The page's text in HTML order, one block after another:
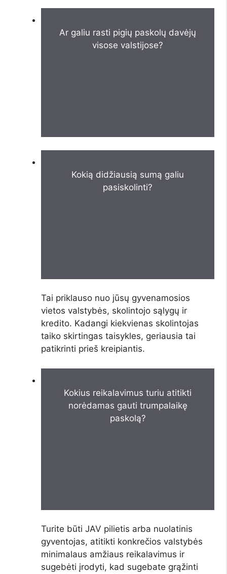
Ar galiu rasti pigių paskolų davėjų
visose valstijose?
Kokią didžiausią sumą galiu
pasiskolinti?
Tai priklauso nuo jūsų gyvenamosios
vietos valstybės, skolintojo sąlygų ir
kredito. Kadangi kiekvienas skolintojas
taiko skirtingas taisykles, geriausia tai
patikrinti prieš kreipiantis.
Kokius reikalavimus turiu atitikti
norėdamas gauti trumpalaikę
paskolą?
Turite būti JAV pilietis arba nuolatinis
gyventojas, atitikti konkrečios valstybės
minimalaus amžiaus reikalavimus ir
sugebėti įrodyti, kad sugebate grąžinti